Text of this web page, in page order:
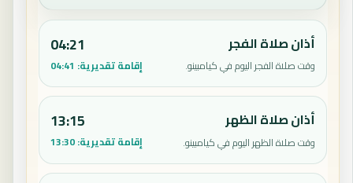
أذان صلاة الفجر
وقت صلاة الفجر اليوم في كيامبينو.
04:21
إقامة تقديرية: 04:41
أذان صلاة الظهر
وقت صلاة الظهر اليوم في كيامبينو.
13:15
إقامة تقديرية:13:30